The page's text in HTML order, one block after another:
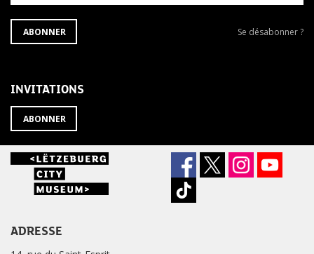
S'ABONNER
À
ABONNER
Se
Se désabonner ?
INVITATIONS
ABONNER
ADRESSE